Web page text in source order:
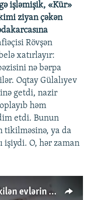
işləmişik, «Kür»
ziyan çəkən
Rövşən
xatırlayır:
nə bərpa
Oqtay Gülalıyev
getdi, nazir
həm
etdi. Bunun
tikilməsinə, ya da
işiydi. O, hər zaman
Kür daşqını qurbanları üçün tikilən evlərin qüsurları